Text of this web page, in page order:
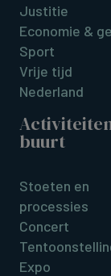
Justitie
Economie &
Sport
Vrije tijd
Nederland
buurt
Stoeten en
processies
Concert
Expo